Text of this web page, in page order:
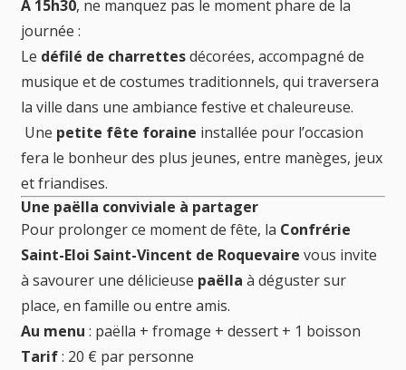
À 15h30, ne manquez pas le moment phare de la
journée :
Le défilé de charrettesdécorées, accompagné de
musique et de costumes traditionnels, qui traversera
la ville dans une ambiance festive et chaleureuse.
Une petite fête foraine installée pour l’occasion
fera le bonheur des plus jeunes, entre manèges, jeux
et friandises.
Une paëlla conviviale à partager
Pour prolonger ce moment de fête, la Confrérie
Saint-Eloi Saint-Vincent de Roquevaire vous invite
à savourer une délicieuse paëlla à déguster sur
place, en famille ou entre amis.
Au menu : paëlla + fromage + dessert + 1 boisson
Tarif: 20 € par personne